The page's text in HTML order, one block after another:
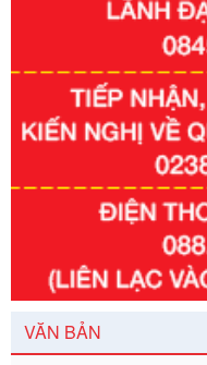
VĂN BẢN
Tên: Nghị định số 351/
định chuẩn nghèo đa
Ngày ban hành: 29/12/
Số kí hiệu:3014/QĐ-
Tên: Quyết định về
chính ban hành mới,
đầu tư, lĩnh vực đấu
quyền giải quyết của
tế Đông Nam Nghệ An
Ngày ban hành: 23/09/
292/
Tên: Nghị định số
định chi tiết một số
dẫn thi hành Luật Quản
Ngày ban hành: 21/07/